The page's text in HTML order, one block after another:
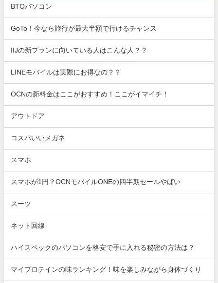
BTOパソコン
GoTo！今なら旅行が最大半額で行けるチャンス
IIJの新プランに向いている人はこんな人？？
LINEモバイルは実際にお得なの？？
OCNの新料金はここがおすすめ！ここがイマイチ！
アウトドア
コスパいいメガネ
スマホ
スマホが1円？OCNモバイルONEの四半期セールやばい
スーツ
ネット回線
ハイスペックのパソコンを格安で手に入れる秘密の方法は？
マイプロテインの味ランキング！味を楽しみながら身体づくり